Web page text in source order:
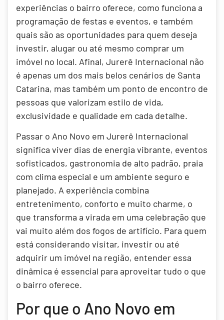
experiências o bairro oferece, como funciona a
programação de festas e eventos, e também
quais são as oportunidades para quem deseja
investir, alugar ou até mesmo comprar um
imóvel no local. Afinal, Jurerê Internacional não
é apenas um dos mais belos cenários de Santa
Catarina, mas também um ponto de encontro de
pessoas que valorizam estilo de vida,
exclusividade e qualidade em cada detalhe.
Passar o Ano Novo em Jurerê Internacional
significa viver dias de energia vibrante, eventos
sofisticados, gastronomia de alto padrão, praia
com clima especial e um ambiente seguro e
planejado. A experiência combina
entretenimento, conforto e muito charme, o
que transforma a virada em uma celebração que
vai muito além dos fogos de artifício. Para quem
está considerando visitar, investir ou até
adquirir um imóvel na região, entender essa
dinâmica é essencial para aproveitar tudo o que
o bairro oferece.
Por que o Ano Novo em